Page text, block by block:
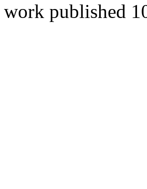
work published